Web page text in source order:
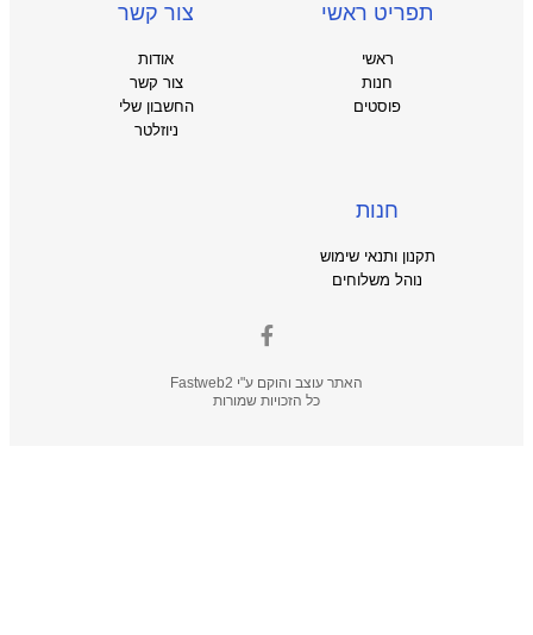
תפריט ראשי
ראשי
חנות
פוסטים
צור קשר
אודות
צור קשר
החשבון שלי
ניוזלטר
חנות
תקנון ותנאי שימוש
נוהל משלוחים
האתר עוצב והוקם ע"י Fastweb2
כל הזכויות שמורות